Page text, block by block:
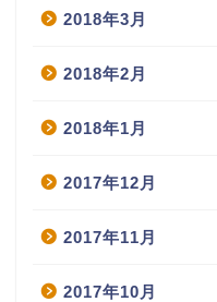
2018年3月
2018年2月
2018年1月
2017年12月
2017年11月
2017年10月